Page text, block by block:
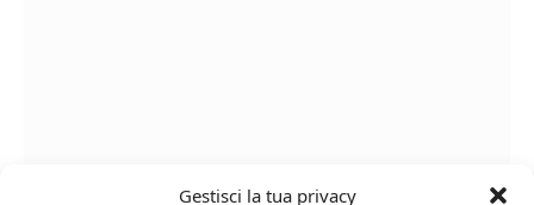
Gestisci la tua privacy